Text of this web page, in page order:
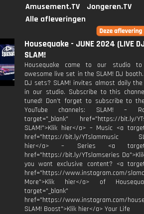
Amusement.TV
Jongeren.TV
Alle afleveringen
Housequake - JUNE 2024 (LIVE
SLAM!
Housequake came to our studio
awesome live set in the SLAM! DJ
DJ sets? SLAM! invites almost daily
in our studio. Subscribe to this
tuned! Don’t forget to subscribe to
YouTube channels: SLAM! –
target="_blank" href="https://bit.ly/
SLAM!">Klik hier</a> – Music <a
href="https://bit.ly/YTslammusic
hier</a> – Series <a
href="https://bit.ly/YTslamseries
you want exclusive content? <a
href="https://www.instagram.com/
More">Klik hier</a> of
target="_blank"
href="https://www.instagram.com/
SLAM! Boost">Klik hier</a> Your Life